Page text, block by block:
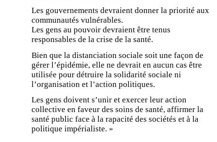
Les gouvernements devraient donner la priorité aux
communautés vulnérables.
Les gens au pouvoir devraient être tenus
responsables de la crise de la santé.
Bien que la distanciation sociale soit une façon de
gérer l’épidémie, elle ne devrait en aucun cas être
utilisée pour détruire la solidarité sociale ni
l’organisation et l’action politiques.
Les gens doivent s’unir et exercer leur action
collective en faveur des soins de santé, affirmer la
santé public face à la rapacité des sociétés et à la
politique impérialiste. »